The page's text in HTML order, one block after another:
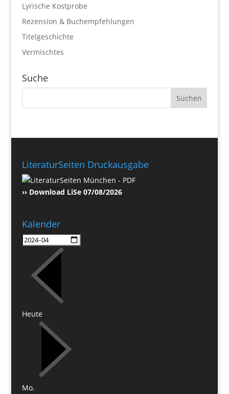
Lyrische Kostprobe
Rezension & Buchempfehlungen
Titelgeschichte
Vermischtes
Suche
LiteraturSeiten Druckausgabe
›› Download LiSe 07/08/2026
Kalender
Heute
Mo.